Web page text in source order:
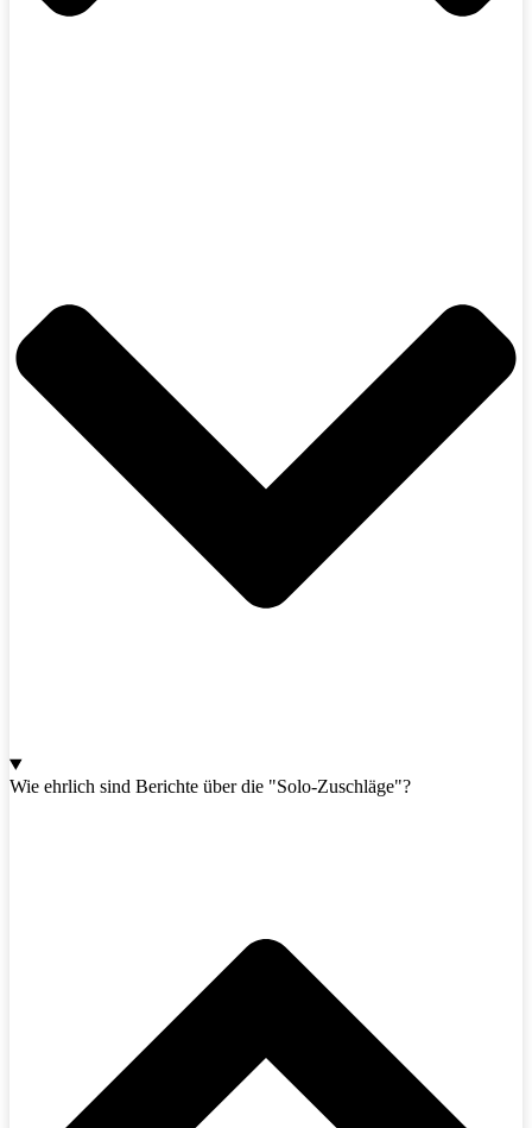
Wie ehrlich sind Berichte über die "Solo-Zuschläge"?